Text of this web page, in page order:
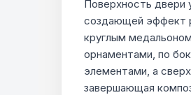
Поверхность двери
создающей эффект
круглым
орнаментами, по
элементами, а
завершающая